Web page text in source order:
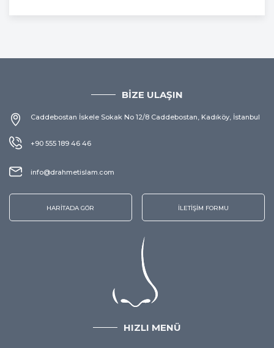
BİZE ULAŞIN
Caddebostan İskele Sokak No 12/8 Caddebostan, Kadıköy, İstanbul
+90 555 189 46 46
info@drahmetislam.com
HARİTADA GÖR İLETİŞİM FORMU
HIZLI MENÜ